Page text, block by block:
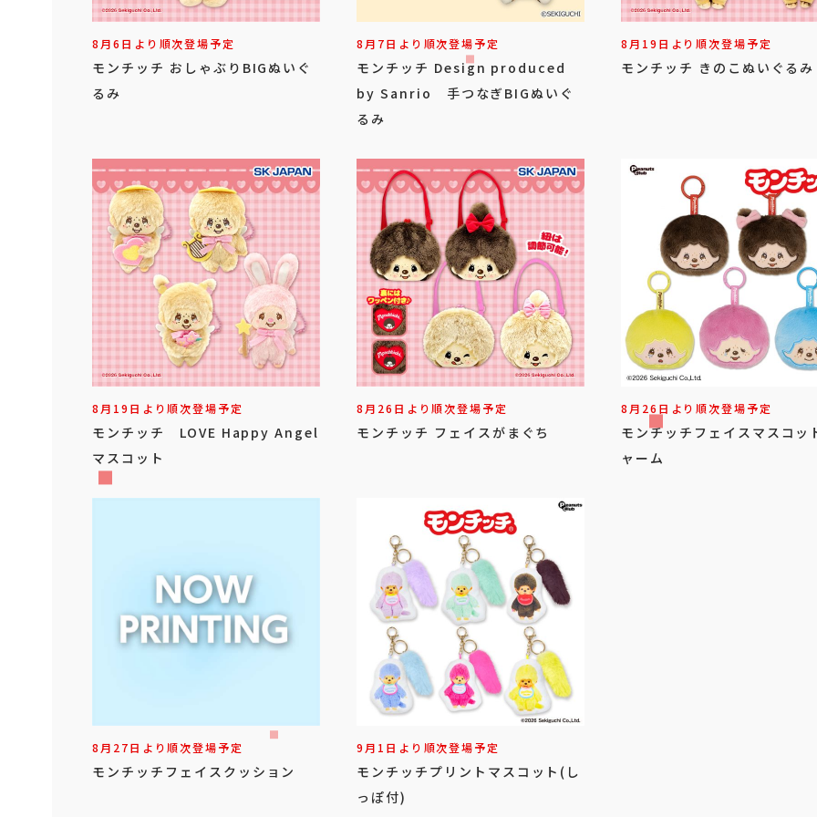
8月6日より順次登場予定
モンチッチ おしゃぶりBIGぬいぐ
るみ
8月7日より順次登場予定
モンチッチ Design produced
by Sanrio 手つなぎBIGぬいぐ
るみ
8月19日より順次登場予定
モンチッチ きのこぬいぐるみ
8月19日より順次登場予定
モンチッチ LOVE Happy Angel
マスコット
8月26日より順次登場予定
モンチッチ フェイスがまぐち
8月26日より順次登場予定
モンチッチフェイスマスコッ
ャーム
8月27日より順次登場予定
モンチッチフェイスクッション
9月1日より順次登場予定
モンチッチプリントマスコット(し
っぽ付)